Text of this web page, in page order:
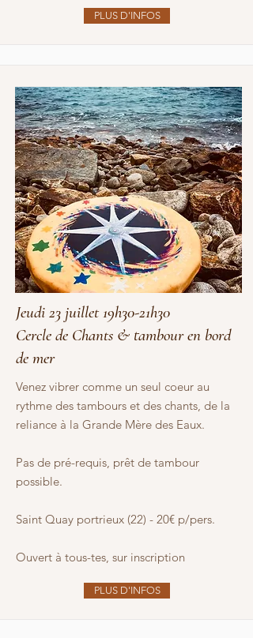
PLUS D'INFOS
Jeudi 23 juillet 19h30-21h30
Cercle de Chants & tambour en bord
de mer
Venez vibrer comme un seul coeur au
rythme des tambours et des chants, de la
reliance à la Grande Mère des Eaux.
Pas de pré-requis, prêt de tambour
possible.
Saint Quay portrieux (22) - 20€ p/pers.
Ouvert à tous-tes, sur inscription
PLUS D'INFOS